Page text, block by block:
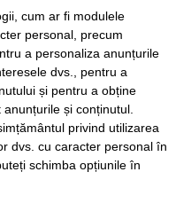
pe mașini, la
la Olimpiada
urilor
cum ar fi modulele
personal, precum
a personaliza anunțurile
dvs., pentru a
și pentru a obține
și conținutul.
privind utilizarea
dvs. cu caracter personal în
schimba opțiunile în